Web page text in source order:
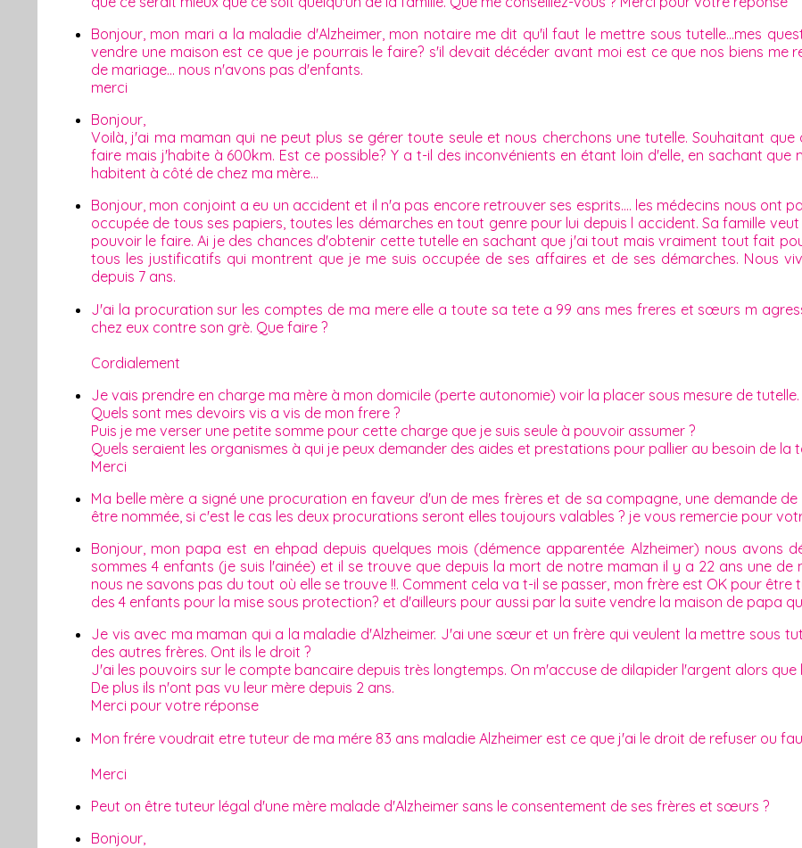
Bonjour, mon mari a la maladie d'Alzheimer, mon notaire me dit qu'il faut le mettre sous tutelle...mes
vendre une maison est ce que je pourrais le faire? s'il devait décéder avant moi est ce que nos biens
de mariage... nous n'avons pas d'enfants.
merci
Bonjour,
Voilà, j'ai ma maman qui ne peut plus se gérer toute seule et nous cherchons une tutelle. Souhaitant
faire mais j'habite à 600km. Est ce possible? Y a t-il des inconvénients en étant loin d'elle, en sachant
habitent à côté de chez ma mère...
Bonjour, mon conjoint a eu un accident et il n'a pas encore retrouver ses esprits.... les médecins nous ont
occupée de tous ses papiers, toutes les démarches en tout genre pour lui depuis l accident. Sa famille
pouvoir le faire. Ai je des chances d'obtenir cette tutelle en sachant que j'ai tout mais vraiment tout fait
tous les justificatifs qui montrent que je me suis occupée de ses affaires et de ses démarches. Nous
depuis 7 ans.
J'ai la procuration sur les comptes de ma mere elle a toute sa tete a 99 ans mes freres et sœurs m
chez eux contre son grè. Que faire ?
Cordialement
Je vais prendre en charge ma mère à mon domicile (perte autonomie) voir la placer sous mesure de tutelle.
Quels sont mes devoirs vis a vis de mon frere ?
Puis je me verser une petite somme pour cette charge que je suis seule à pouvoir assumer ?
Quels seraient les organismes à qui je peux demander des aides et prestations pour pallier au besoin de la
Merci
Ma belle mère a signé une procuration en faveur d'un de mes frères et de sa compagne, une demande
être nommée, si c'est le cas les deux procurations seront elles toujours valables ? je vous remercie pour
Bonjour, mon papa est en ehpad depuis quelques mois (démence apparentée Alzheimer) nous avons
sommes 4 enfants (je suis l'ainée) et il se trouve que depuis la mort de notre maman il y a 22 ans une
nous ne savons pas du tout où elle se trouve !!. Comment cela va t-il se passer, mon frère est OK pour être
des 4 enfants pour la mise sous protection? et d'ailleurs pour aussi par la suite vendre la maison de papa
Je vis avec ma maman qui a la maladie d'Alzheimer. J'ai une sœur et un frère qui veulent la mettre sous
des autres frères. Ont ils le droit ?
J'ai les pouvoirs sur le compte bancaire depuis très longtemps. On m'accuse de dilapider l'argent alors
De plus ils n'ont pas vu leur mère depuis 2 ans.
Merci pour votre réponse
Mon frére voudrait etre tuteur de ma mére 83 ans maladie Alzheimer est ce que j'ai le droit de refuser ou
Merci
Peut on être tuteur légal d'une mère malade d'Alzheimer sans le consentement de ses frères et sœurs ?
Bonjour,